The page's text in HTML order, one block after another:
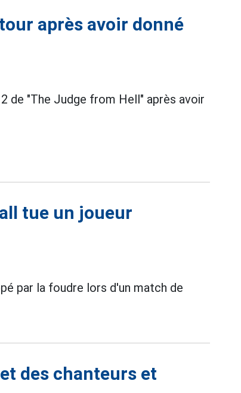
après avoir donné
de "The Judge from Hell" après avoir
tue un joueur
par la foudre lors d'un match de
des chanteurs et